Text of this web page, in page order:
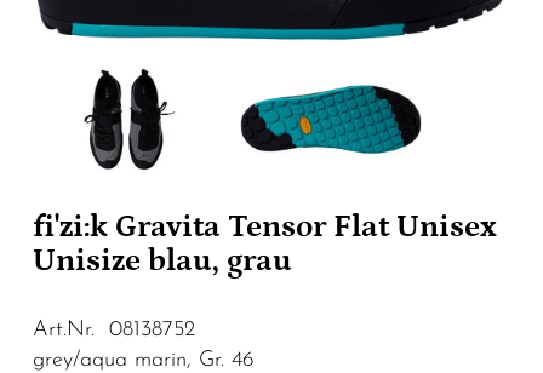
fi'zi:k Gravita Tensor Flat Unisex
Unisize blau, grau
Art.Nr. 08138752
grey/aqua marin, Gr. 46